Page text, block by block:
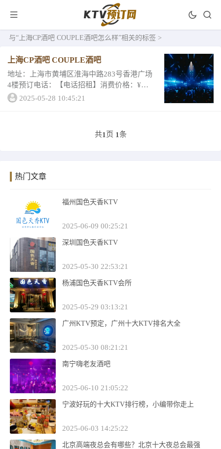
与“上海CP酒吧 COUPLE酒吧怎么样”相关的标签 >
上海CP酒吧 COUPLE酒吧
地址：上海市黄埔区淮海中路283号香港广场
4楼预订电话：【电话招租】消费价格：¥营
业时间：晚上8:00至凌晨5:00所在榜单：上海
2025-05-28 10:45:21
共1 页 1条
热门文章
福州国色天香KTV
2025-06-09 00:25:21
深圳国色天香KTV
2025-05-30 22:53:21
杨浦国色天香KTV会所
2025-05-29 03:13:21
广州KTV预定，广州十大KTV排名大全
2025-05-30 08:21:21
南宁嗨老友酒吧
2025-06-10 21:05:22
宁波好玩的十大KTV排行榜，小编带你走上
2025-06-03 14:25:22
北京高端夜总会有哪些？北京十大夜总会最强